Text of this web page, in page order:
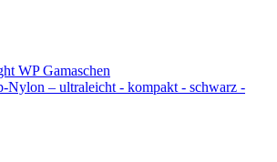
WP Gamaschen
Nylon – ultraleicht - kompakt - schwarz -